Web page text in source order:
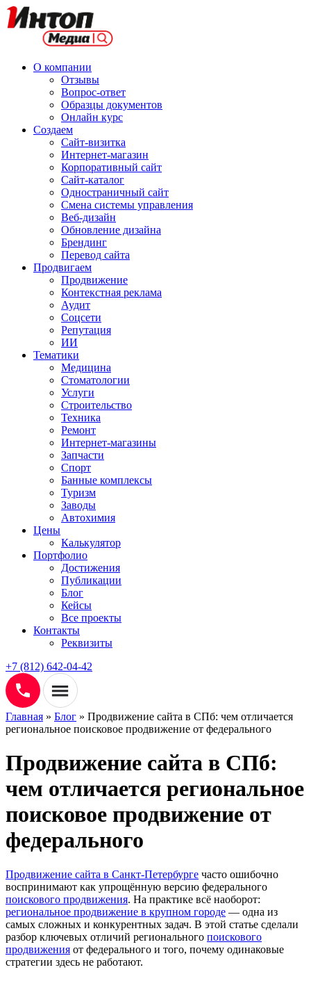
О компании
Отзывы
Вопрос-ответ
Образцы документов
Онлайн курс
Создаем
Сайт-визитка
Интернет-магазин
Корпоративный сайт
Сайт-каталог
Одностраничный сайт
Смена системы управления
Веб-дизайн
Обновление дизайна
Брендинг
Перевод сайта
Продвигаем
Продвижение
Контекстная реклама
Аудит
Соцсети
Репутация
ИИ
Тематики
Медицина
Стоматологии
Услуги
Строительство
Техника
Ремонт
Интернет-магазины
Запчасти
Спорт
Банные комплексы
Туризм
Заводы
Автохимия
Цены
Калькулятор
Портфолио
Достижения
Публикации
Блог
Кейсы
Все проекты
Контакты
Реквизиты
+7 (812) 642-04-42
Главная » Блог » Продвижение сайта в СПб: чем отличается
региональное поисковое продвижение от федерального
Продвижение сайта в СПб:
чем отличается региональное
поисковое продвижение от
федерального
Продвижение сайта в Санкт-Петербурге часто ошибочно
воспринимают как упрощённую версию федерального
поискового продвижения. На практике всё наоборот:
региональное продвижение в крупном городе — одна из
самых сложных и конкурентных задач. В этой статье сделали
разбор ключевых отличий регионального поискового
продвижения от федерального и того, почему одинаковые
стратегии здесь не работают.